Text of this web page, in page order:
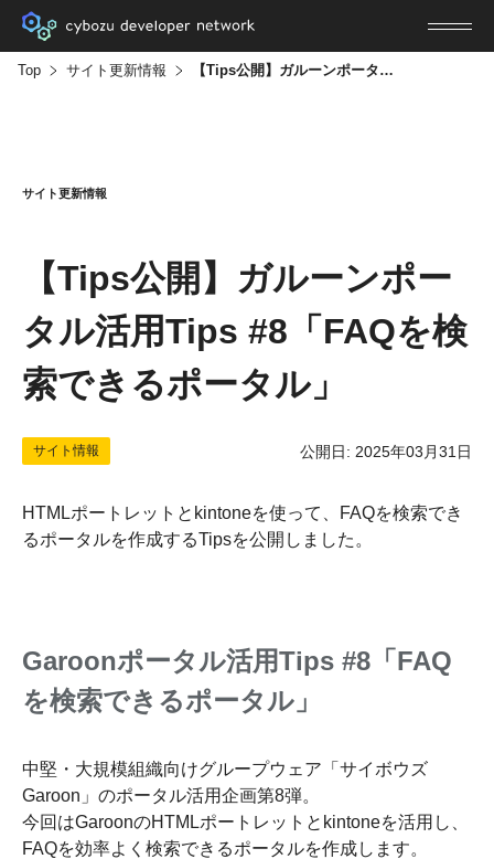
Top サイト更新情報 【Tips公開】ガルーンポータル活用Tips #8「FAQを検索できるポータル」
サイト更新情報
【Tips公開】ガルーンポー
タル活用Tips #8「FAQを検
索できるポータル」
サイト情報 公開日: 2025年03月31日
HTMLポートレットとkintoneを使って、FAQを検索でき
るポータルを作成するTipsを公開しました。
Garoonポータル活用Tips #8「FAQ
を検索できるポータル」
中堅・大規模組織向けグループウェア「サイボウズ
Garoon」のポータル活用企画第8弾。
今回はGaroonのHTMLポートレットとkintoneを活用し、
FAQを効率よく検索できるポータルを作成します。